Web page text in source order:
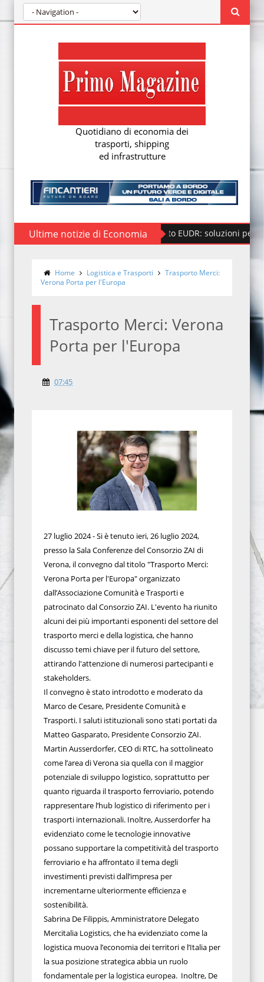
Quotidiano di economia dei
trasporti, shipping
ed infrastrutture
Ultime notizie di Economia
Regolamento EUDR: soluzioni per la nuova
Home Logistica e Trasporti
Trasporto Merci:
Verona Porta per l'Europa
Trasporto Merci: Verona
Porta per l'Europa
07:45
27 luglio 2024 - Si è tenuto ieri, 26 luglio 2024,
presso la Sala Conferenze del Consorzio ZAI di
Verona, il convegno dal titolo "Trasporto Merci:
Verona Porta per l'Europa" organizzato
dall’Associazione Comunità e Trasporti e
patrocinato dal Consorzio ZAI. L'evento ha riunito
alcuni dei più importanti esponenti del settore del
trasporto merci e della logistica, che hanno
discusso temi chiave per il futuro del settore,
attirando l'attenzione di numerosi partecipanti e
stakeholders.
Il convegno è stato introdotto e moderato da
Marco de Cesare, Presidente Comunità e
Trasporti. I saluti istituzionali sono stati portati da
Matteo Gasparato, Presidente Consorzio ZAI.
Martin Ausserdorfer, CEO di RTC, ha sottolineato
come l’area di Verona sia quella con il maggior
potenziale di sviluppo logistico, soprattutto per
quanto riguarda il trasporto ferroviario, potendo
rappresentare l’hub logistico di riferimento per i
trasporti internazionali. Inoltre, Ausserdorfer ha
evidenziato come le tecnologie innovative
possano supportare la competitività del trasporto
ferroviario e ha affrontato il tema degli
investimenti previsti dall’impresa per
incrementarne ulteriormente efficienza e
sostenibilità.
Sabrina De Filippis, Amministratore Delegato
Mercitalia Logistics, che ha evidenziato come la
logistica muova l’economia dei territori e l’Italia per
la sua posizione strategica abbia un ruolo
fondamentale per la logistica europea. Inoltre, De